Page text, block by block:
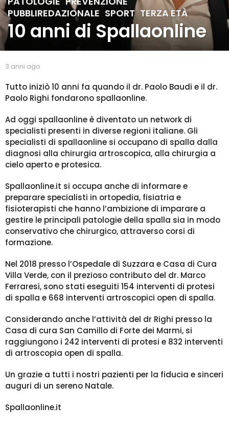
n
n
i
o
a
n
i
a
g
o
PUBBLIREDAZIONALE ,SPORT ,TERZA ETÀ
10 anni di Spallaonline
b
s
p
a
l
l
a
3 anni ago
n
n
i
g
o
Tutto iniziò 10 anni fa quando il dr. Paolo Baudi e il dr.
Paolo Righi fondarono spallaonline.
Ad oggi spallaonline è diventato un network di
specialisti presenti in diverse regioni italiane. Gli
specialisti di spallaonline si occupano di spalla dalla
diagnosi alla chirurgia artroscopica, alla chirurgia a
cielo aperto e protesica.
Spallaonline.it si occupa anche di informare e
preparare specialisti in ortopedia, fisiatria e
fisioterapisti che hanno l’ambizione di imparare a
gestire le principali patologie della spalla sia in modo
conservativo che chirurgico, attraverso corsi di
formazione.
Nel 2018 presso l’Ospedale di Suzzara e Casa di Cura
Villa Verde, con il prezioso contributo del dr. Marco
Ferraresi, sono stati eseguiti 154 interventi di protesi
di spalla e 668 interventi artroscopici open di spalla.
Considerando anche l’attività del dr Righi presso la
Casa di cura San Camillo di Forte dei Marmi, si
raggiungono i 242 interventi di protesi e 832 interventi
di artroscopia open di spalla.
Un grazie a tutti i nostri pazienti per la fiducia e sinceri
auguri di un sereno Natale.
Spallaonline.it